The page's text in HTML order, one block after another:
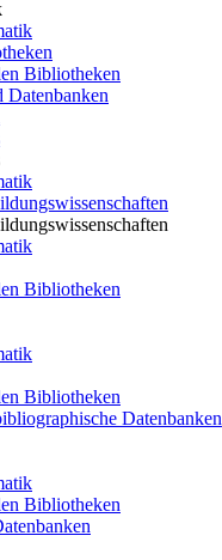
Bibliotheken
Bibliotheken
Bibliotheken
Datenbanken
Bibliotheken